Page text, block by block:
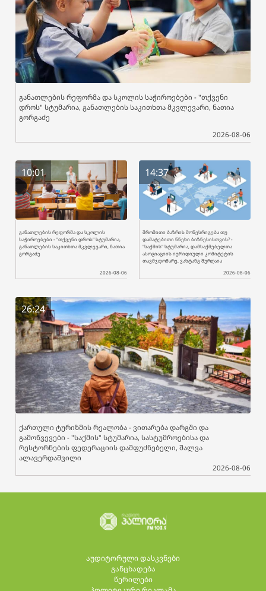
განათლების რეფორმა და სკოლის საჭიროებები - "თქვენი
დროს" სტუმარია, განათლების საკითხთა მკვლევარი, ნათია
გორგაძე
2026-08-06
10:01
განათლების რეფორმა და სკოლის
საჭიროებები - "თქვენი დროს" სტუმარია,
განათლების საკითხთა მკვლევარი, ნათია
გორგაძე
2026-08-06
14:37
შრომითი ბაზრის მოწესრიგება თუ
დამატებითი წნეხი ბიზნესისთვის? -
"საქმის" სტუმარია, დამსაქმებელთა
ასოციაციის იურიდიული კომიტეტის
თავმჯდომარე, ვახტანგ შურღაია
2026-08-06
26:24
ქართული ტურიზმის რეალობა - ვითარება დარგში და
გამოწვევები - "საქმის" სტუმარია, სასტუმროებისა და
რესტორნების ფედერაციის დამფუძნებელი, შალვა
ალავერდაშვილი
2026-08-06
აუდიტორული დასკვნები
განცხადება
წერილები